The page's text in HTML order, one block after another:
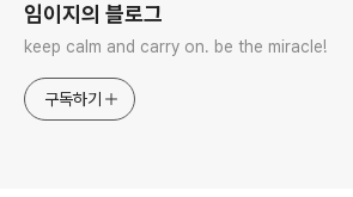
임이지의 블로그
keep calm and carry on. be the miracle!
구독하기